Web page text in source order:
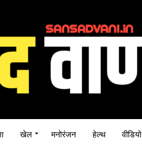
खेल मनोरंजन हेल्थ वीडियो